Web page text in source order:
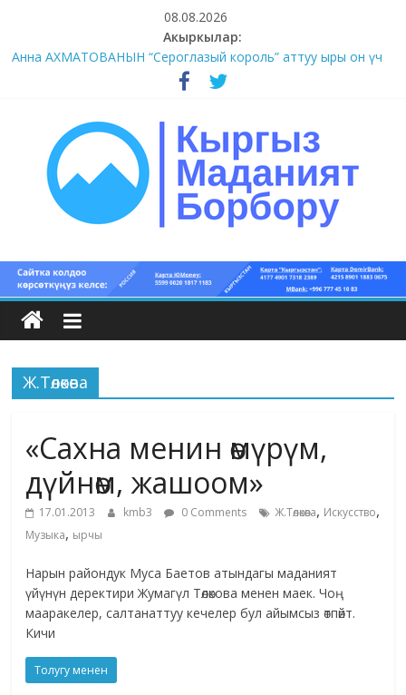
content
08.08.2026
Акыркылар:
Анна АХМАТОВАНЫН “Сероглазый король” аттуу ыры он үч
#5-8 (55 сөз сынагы)
#1-4 (55 сөз сынагы)
Кыргыз
маданият
борбору
Кыргыз
жана
адабияты
Ж.Төлөкөва
«Сахна менин өмүрүм,
дүйнөм, жашоом»
17.01.2013 kmb3 0 Comments Ж.Төлөкөва, Искусство,
Музыка, ырчы
Нарын райондук Муса Баетов атындагы маданият
үйүнүн деректири Жумагүл Төлөкова менен маек. Чоң
мааракелер, салтанаттуу кечелер бул айымсыз өтпөйт.
Кичи
Толугу менен